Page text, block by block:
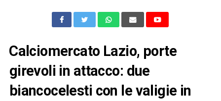
⁠Calciomercato Lazio, porte
girevoli in attacco: due
biancocelesti con le valigie in